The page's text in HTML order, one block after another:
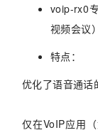
voip-rx0
视频会议
特点：
优化了语音通话
仅在VoIP应用